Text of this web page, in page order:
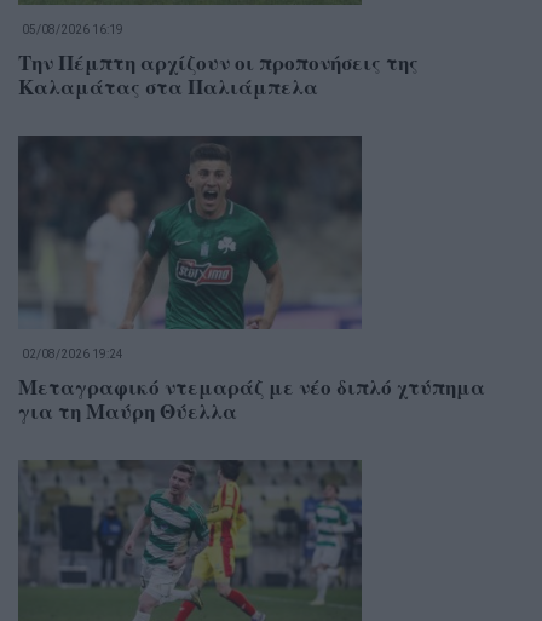
05/08/2026 16:19
Την Πέμπτη αρχίζουν οι προπονήσεις της
Καλαμάτας στα Παλιάμπελα
02/08/2026 19:24
Μεταγραφικό ντεμαράζ με νέο διπλό χτύπημα
για τη Μαύρη Θύελλα